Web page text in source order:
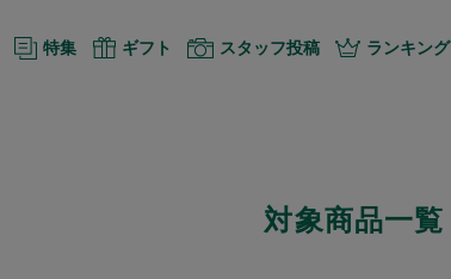
特集 ギフト スタッフ投稿 ランキング
対象商品一覧